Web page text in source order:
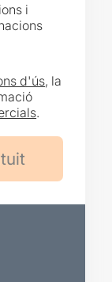
i
d'ús, la
.